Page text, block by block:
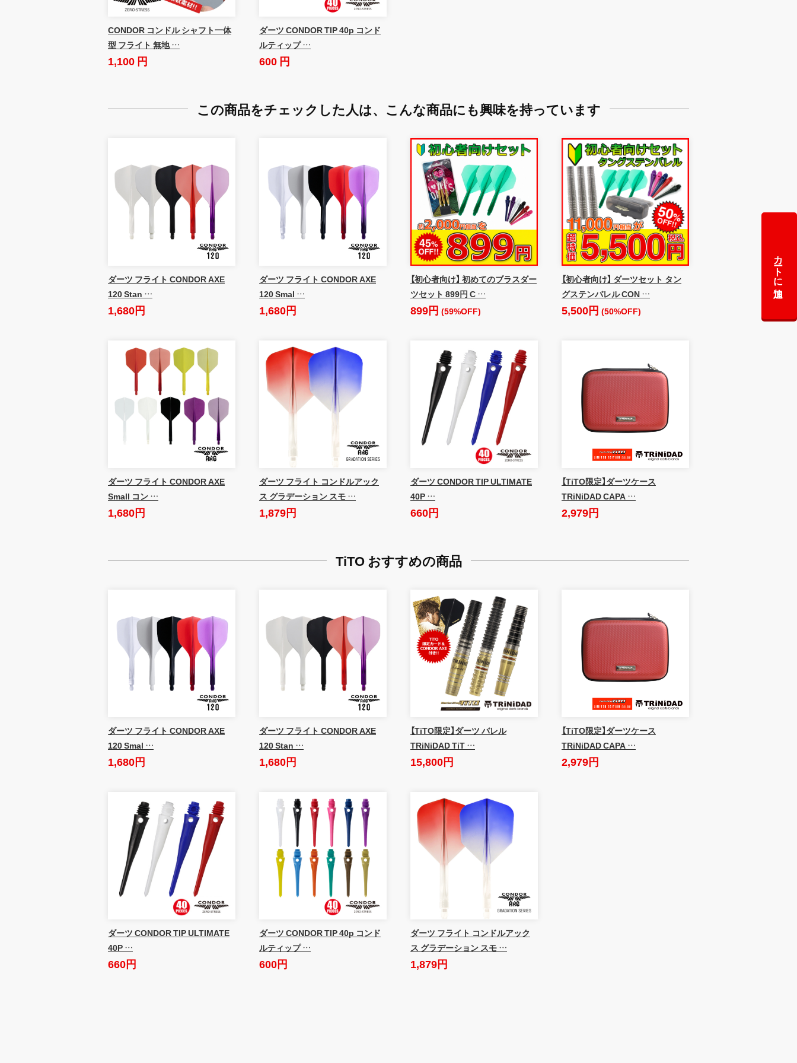
カートに追加
CONDOR コンドル シャフト一体
型 フライト 無地 …
1,100 円
ダーツ CONDOR TIP 40p コンド
ルティップ …
600 円
この商品をチェックした人は、 こんな商品にも興味を持っています
ダーツ フライト CONDOR AXE
120 Stan …
1,680円
ダーツ フライト CONDOR AXE
120 Smal …
1,680円
【初心者向け】 初めてのブラスダー
ツセット 899円 C …
899円 (59%OFF)
【初心者向け】 ダーツセット タン
グステンバレル CON …
5,500円 (50%OFF)
ダーツ フライト CONDOR AXE
Small コン …
1,680円
ダーツ フライト コンドルアック
ス グラデーション スモ …
1,879円
ダーツ CONDOR TIP ULTIMATE
40P …
660円
【TiTO限定】ダーツケース
TRiNiDAD CAPA …
2,979円
TiTO おすすめの商品
ダーツ フライト CONDOR AXE
120 Smal …
1,680円
ダーツ フライト CONDOR AXE
120 Stan …
1,680円
【TiTO限定】ダーツ バレル
TRiNiDAD TiT …
15,800円
【TiTO限定】ダーツケース
TRiNiDAD CAPA …
2,979円
ダーツ CONDOR TIP ULTIMATE
40P …
660円
ダーツ CONDOR TIP 40p コンド
ルティップ …
600円
ダーツ フライト コンドルアック
ス グラデーション スモ …
1,879円